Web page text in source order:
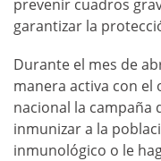
prevenir cuadros
garantizar la
Durante el mes de
manera activa con el
nacional la campaña
inmunizar a la
inmunológico o le